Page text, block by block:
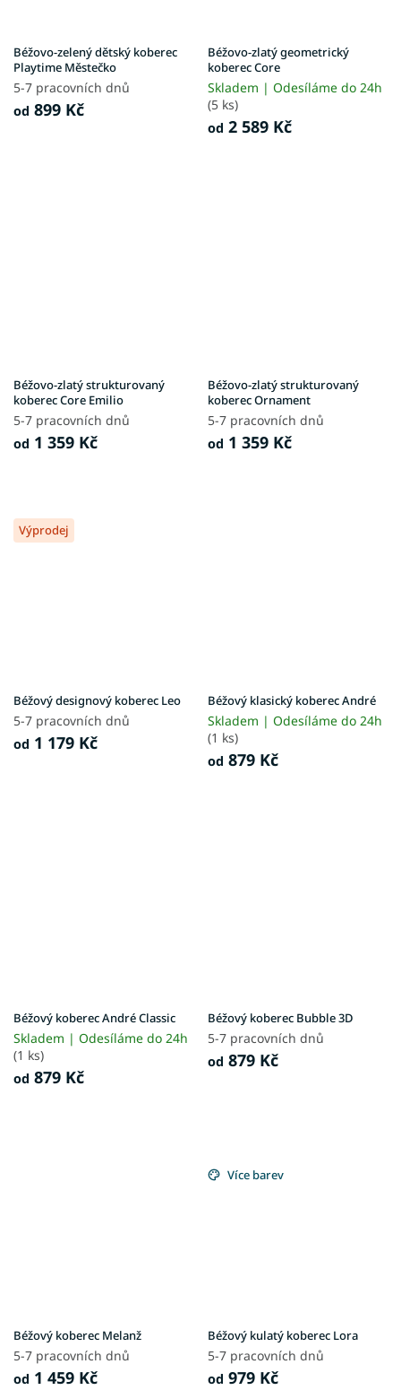
Béžovo-zelený dětský koberec
Playtime Městečko
5-7 pracovních dnů
od 899 Kč
Béžovo-zlatý geometrický
koberec Core
Skladem | Odesíláme do 24h
(5 ks)
od 2 589 Kč
Béžovo-zlatý strukturovaný
koberec Core Emilio
5-7 pracovních dnů
od 1 359 Kč
Béžovo-zlatý strukturovaný
koberec Ornament
5-7 pracovních dnů
od 1 359 Kč
Výprodej
Béžový designový koberec Leo
5-7 pracovních dnů
od 1 179 Kč
Béžový klasický koberec André
Skladem | Odesíláme do 24h
(1 ks)
od 879 Kč
Béžový koberec André Classic
Skladem | Odesíláme do 24h
(1 ks)
od 879 Kč
Béžový koberec Bubble 3D
5-7 pracovních dnů
od 879 Kč
Béžový koberec Melanž
5-7 pracovních dnů
od 1 459 Kč
Více barev
Béžový kulatý koberec Lora
5-7 pracovních dnů
od 979 Kč